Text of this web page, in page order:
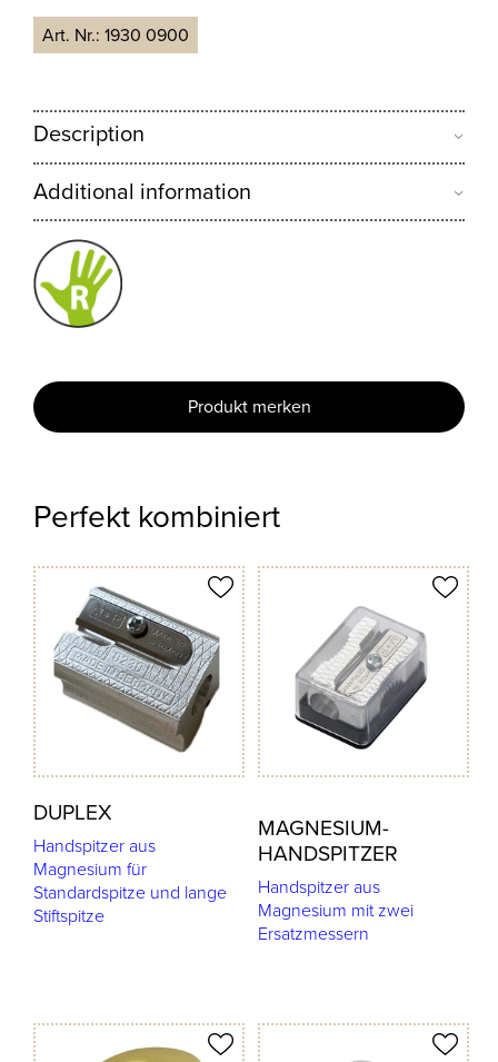
Art. Nr.:1930 0900
Description
Additional information
Produkt merken
Perfekt kombiniert
DUPLEX
Handspitzer aus
Magnesium für
Standardspitze und lange
Stiftspitze
merken
MAGNESIUM-
HANDSPITZER
Handspitzer aus
Magnesium mit zwei
Ersatzmessern
Produkt merken
merken Produkt merken